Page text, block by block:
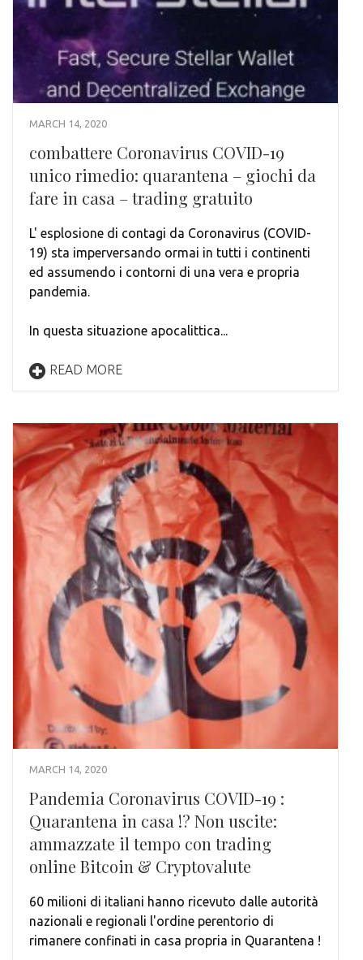
MARCH 14, 2020
combattere Coronavirus COVID-19
unico rimedio: quarantena – giochi da
fare in casa – trading gratuito
L' esplosione di contagi da Coronavirus (COVID-
19) sta imperversando ormai in tutti i continenti
ed assumendo i contorni di una vera e propria
pandemia.
In questa situazione apocalittica...
READ MORE
MARCH 14, 2020
Pandemia Coronavirus COVID-19 :
Quarantena in casa !? Non uscite:
ammazzate il tempo con trading
online Bitcoin & Cryptovalute
60 milioni di italiani hanno ricevuto dalle autorità
nazionali e regionali l'ordine perentorio di
rimanere confinati in casa propria in Quarantena !